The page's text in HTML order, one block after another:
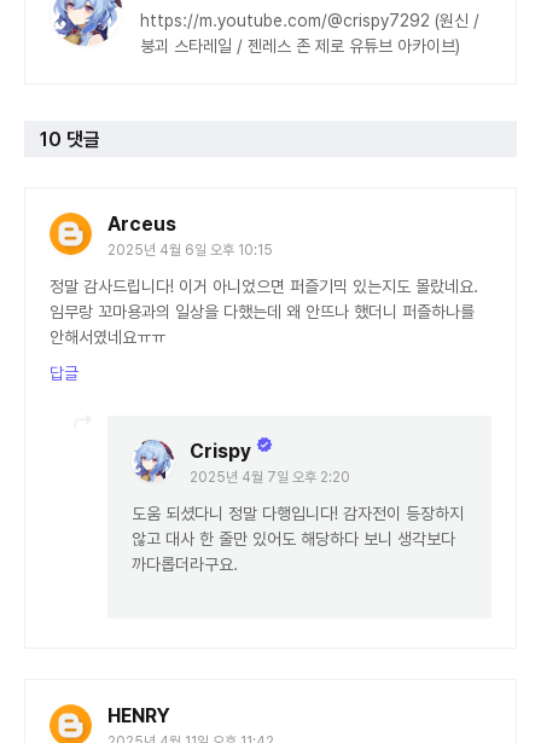
https://m.youtube.com/@crispy7292 (원신 /
붕괴 스타레일 / 젠레스 존 제로 유튜브 아카이브)
10 댓글
Arceus
2025년 4월 6일 오후 10:15
정말 감사드립니다! 이거 아니었으면 퍼즐기믹 있는지도 몰랐네요.
임무랑 꼬마용과의 일상을 다했는데 왜 안뜨나 했더니 퍼즐하나를
안해서였네요ㅠㅠ
답글
Crispy
2025년 4월 7일 오후 2:20
도움 되셨다니 정말 다행입니다! 감자전이 등장하지
않고 대사 한 줄만 있어도 해당하다 보니 생각보다
까다롭더라구요.
HENRY